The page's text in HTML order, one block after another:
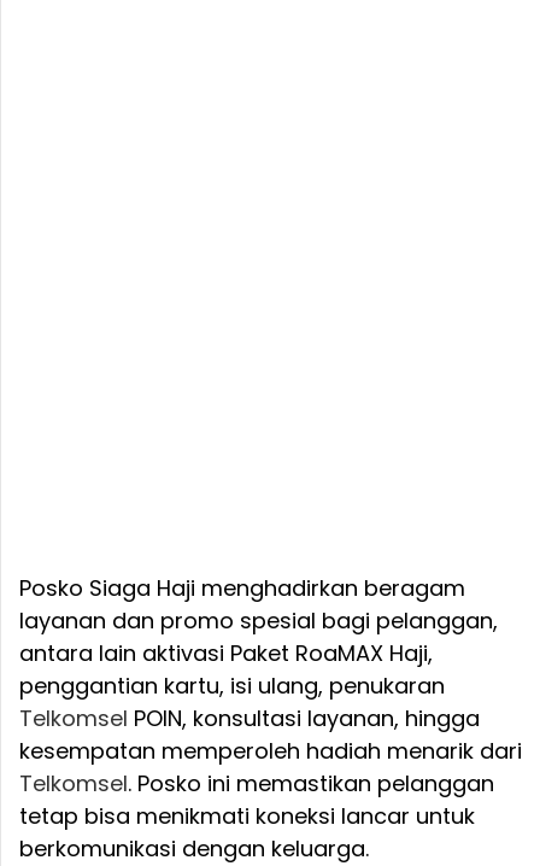
Posko Siaga Haji menghadirkan beragam
layanan dan promo spesial bagi pelanggan,
antara lain aktivasi Paket RoaMAX Haji,
penggantian kartu, isi ulang, penukaran
Telkomsel POIN, konsultasi layanan, hingga
kesempatan memperoleh hadiah menarik dari
Telkomsel. Posko ini memastikan pelanggan
tetap bisa menikmati koneksi lancar untuk
berkomunikasi dengan keluarga.